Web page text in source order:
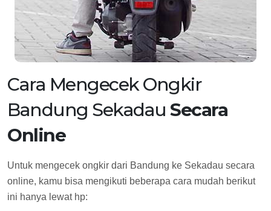
Cara Mengecek Ongkir
Bandung SekadauSecara
Online
Untuk mengecek ongkir dari Bandung ke Sekadau secara
online, kamu bisa mengikuti beberapa cara mudah berikut
ini hanya lewat hp: